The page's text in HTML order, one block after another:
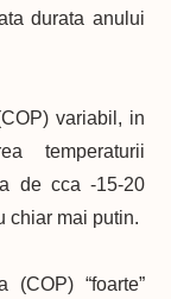
durata anului
variabil, in
temperaturii
de cca -15-20
chiar mai putin.
(COP) “foarte”